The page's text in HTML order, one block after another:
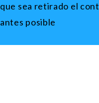
que sea retirado el
antes posible